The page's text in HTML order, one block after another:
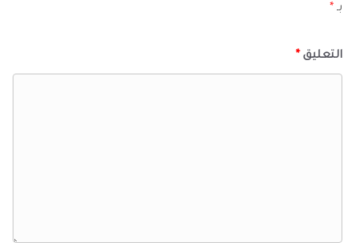
بـ *
التعليق *